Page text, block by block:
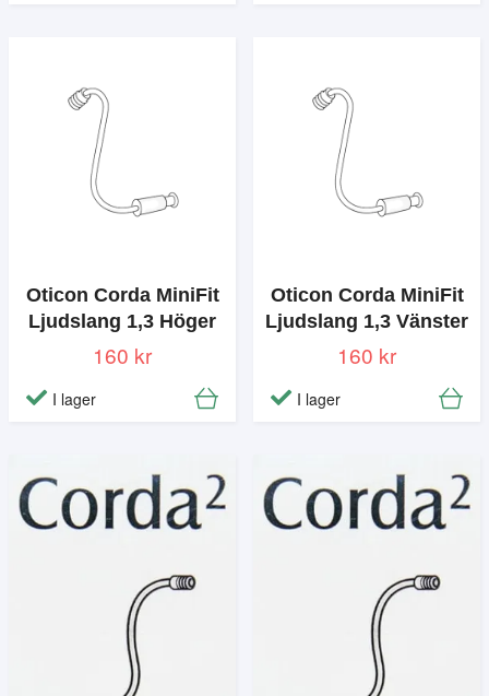
Oticon Corda MiniFit
Ljudslang 1,3 Höger
160 kr
I lager
Oticon Corda MiniFit
Ljudslang 1,3 Vänster
160 kr
I lager